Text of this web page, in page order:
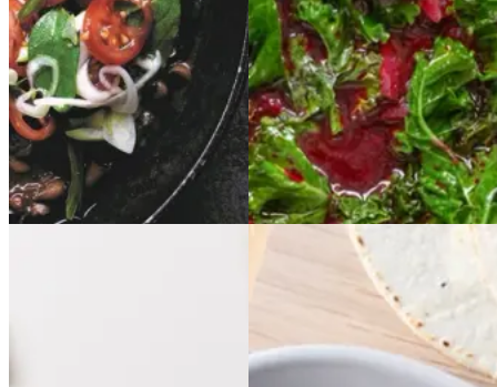
Gem opskrift
Aftensmad
Vegetarisk
Vintermad
Efterårsmad